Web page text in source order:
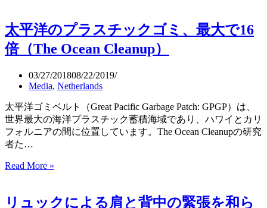
イ
（GravityLight）
ら
ナ
ウ
ラ
イ
太平洋のプラスチックゴミ、最大で16
倍（The Ocean Cleanup）
03/27/201808/22/2019
Media, Netherlands
太平洋ゴミベルト（Great Pacific Garbage Patch: GPGP）は、
世界最大の海洋プラスチック蓄積海域であり、ハワイとカリ
フォルニアの間に位置しています。The Ocean Cleanupの研究
者た…
Read More »
の
リュックによる肩と背中の緊張を和ら